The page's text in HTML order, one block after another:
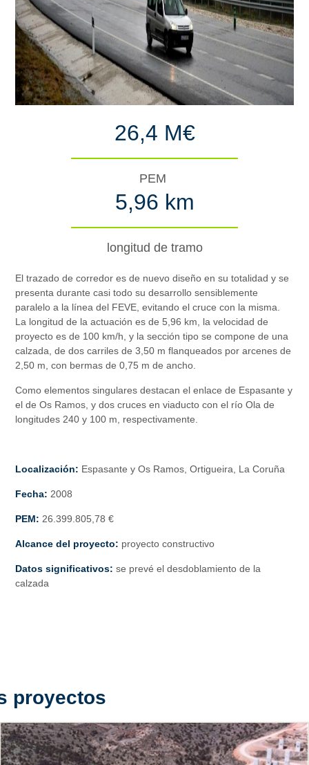
26,4 M€
PEM
5,96 km
longitud de tramo
El trazado de corredor es de nuevo diseño en su totalidad y se
presenta durante casi todo su desarrollo sensiblemente
paralelo a la línea del FEVE, evitando el cruce con la misma.
La longitud de la actuación es de 5,96 km, la velocidad de
proyecto es de 100 km/h, y la sección tipo se compone de una
calzada, de dos carriles de 3,50 m flanqueados por arcenes de
2,50 m, con bermas de 0,75 m de ancho.
Como elementos singulares destacan el enlace de Espasante y
el de Os Ramos, y dos cruces en viaducto con el río Ola de
longitudes 240 y 100 m, respectivamente.
Localización: Espasante y Os Ramos, Ortigueira, La Coruña
Fecha: 2008
PEM: 26.399.805,78 €
Alcance del proyecto: proyecto constructivo
Datos significativos: se prevé el desdoblamiento de la
calzada
proyectos